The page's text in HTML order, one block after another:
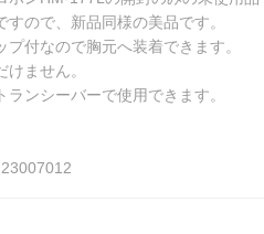
ので、新品同様の美品です。
付なので胸元へ装着できます。
ません。
ンシーバーで使用できます。